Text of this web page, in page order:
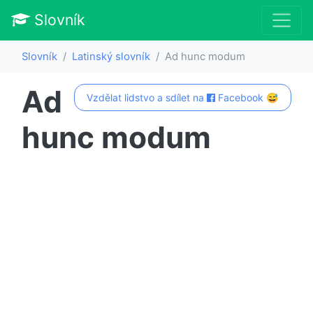
Slovník
Slovník Latinský slovník Ad hunc modum
Vzdělat lidstvo a sdílet na Facebook 😅
Ad
hunc modum